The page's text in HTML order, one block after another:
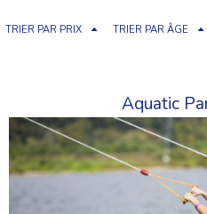
TRIER PAR PRIX TRIER PAR ÂGE
Aquatic